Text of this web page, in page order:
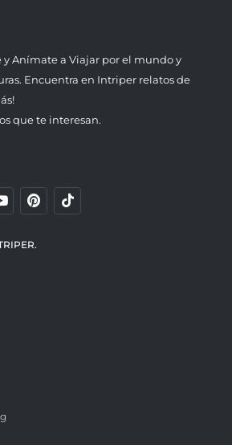
y Anímate a Viajar por el mundo y
Encuentra en Intriper relatos de
que te interesan.